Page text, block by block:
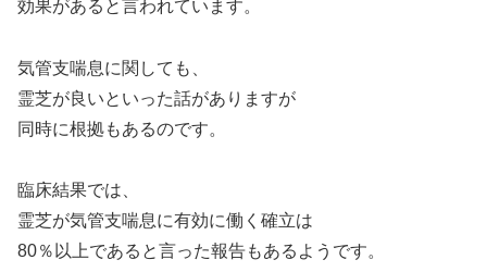
効果があると言われています。
気管支喘息に関しても、
霊芝が良いといった話がありますが
同時に根拠もあるのです。
臨床結果では、
霊芝が気管支喘息に有効に働く確立は
80％以上であると言った報告もあるようです。